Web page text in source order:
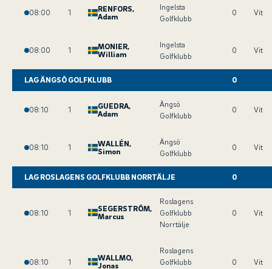
08:00 1 RENFORS,
Adam
Ingelsta
Golfklubb
0 Vit
08:00 1 MONIER,
William
Ingelsta
Golfklubb
0 Vit
LAG ÄNGSÖ GOLFKLUBB 0
08:10 1 GUEDRA,
Adam
Ängsö
Golfklubb
0 Vit
08:10 1 WALLÉN,
Simon
Ängsö
Golfklubb
0 Vit
LAG ROSLAGENS GOLFKLUBB NORRTÄLJE 0
08:10 1 SEGERSTRÖM,
Marcus
Roslagens
Golfklubb
Norrtälje
0 Vit
08:10 1 WALLMO,
Jonas
Roslagens
Golfklubb
0 Vit